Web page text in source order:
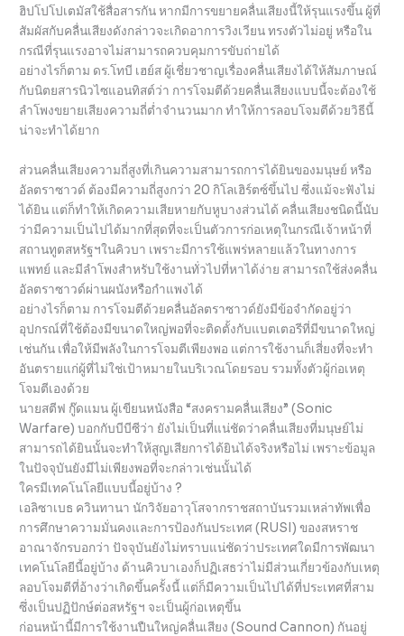
ฮิปโปโปเตมัสใช้สื่อสารกัน หากมีการขยายคลื่นเสียงนี้ให้รุนแรงขึ้น ผู้ที่
สัมผัสกับคลื่นเสียงดังกล่าวจะเกิดอาการวิงเวียน ทรงตัวไม่อยู่ หรือใน
กรณีที่รุนแรงอาจไม่สามารถควบคุมการขับถ่ายได้
อย่างไรก็ตาม ดร.โทบี เฮย์ส ผู้เชี่ยวชาญเรื่องคลื่นเสียงได้ให้สัมภาษณ์
กับนิตยสารนิวไซแอนทิสต์ว่า การโจมตีด้วยคลื่นเสียงแบบนี้จะต้องใช้
ลำโพงขยายเสียงความถี่ต่ำจำนวนมาก ทำให้การลอบโจมตีด้วยวิธีนี้
น่าจะทำได้ยาก
ส่วนคลื่นเสียงความถี่สูงที่เกินความสามารถการได้ยินของมนุษย์ หรือ
อัลตราซาวด์ ต้องมีความถี่สูงกว่า 20 กิโลเฮิร์ตซ์ขึ้นไป ซึ่งแม้จะฟังไม่
ได้ยิน แต่ก็ทำให้เกิดความเสียหายกับหูบางส่วนได้ คลื่นเสียงชนิดนี้นับ
ว่ามีความเป็นไปได้มากที่สุดที่จะเป็นตัวการก่อเหตุในกรณีเจ้าหน้าที่
สถานทูตสหรัฐฯในคิวบา เพราะมีการใช้แพร่หลายแล้วในทางการ
แพทย์ และมีลำโพงสำหรับใช้งานทั่วไปที่หาได้ง่าย สามารถใช้ส่งคลื่น
อัลตราซาวด์ผ่านผนังหรือกำแพงได้
อย่างไรก็ตาม การโจมตีด้วยคลื่นอัลตราซาวด์ยังมีข้อจำกัดอยู่ว่า
อุปกรณ์ที่ใช้ต้องมีขนาดใหญ่พอที่จะติดตั้งกับแบตเตอรีที่มีขนาดใหญ่
เช่นกัน เพื่อให้มีพลังในการโจมตีเพียงพอ แต่การใช้งานก็เสี่ยงที่จะทำ
อันตรายแก่ผู้ที่ไม่ใช่เป้าหมายในบริเวณโดยรอบ รวมทั้งตัวผู้ก่อเหตุ
โจมตีเองด้วย
นายสตีฟ กู๊ดแมน ผู้เขียนหนังสือ “สงครามคลื่นเสียง” (Sonic
Warfare) บอกกับบีบีซีว่า ยังไม่เป็นที่แน่ชัดว่าคลื่นเสียงที่มนุษย์ไม่
สามารถได้ยินนั้นจะทำให้สูญเสียการได้ยินได้จริงหรือไม่ เพราะข้อมูล
ในปัจจุบันยังมีไม่เพียงพอที่จะกล่าวเช่นนั้นได้
ใครมีเทคโนโลยีแบบนี้อยู่บ้าง ?
เอลิซาเบธ ควินทานา นักวิจัยอาวุโสจากราชสถาบันรวมเหล่าทัพเพื่อ
การศึกษาความมั่นคงและการป้องกันประเทศ (RUSI) ของสหราช
อาณาจักรบอกว่า ปัจจุบันยังไม่ทราบแน่ชัดว่าประเทศใดมีการพัฒนา
เทคโนโลยีนี้อยู่บ้าง ด้านคิวบาเองก็ปฏิเสธว่าไม่มีส่วนเกี่ยวข้องกับเหตุ
ลอบโจมตีที่อ้างว่าเกิดขึ้นครั้งนี้ แต่ก็มีความเป็นไปได้ที่ประเทศที่สาม
ซึ่งเป็นปฏิปักษ์ต่อสหรัฐฯ จะเป็นผู้ก่อเหตุขึ้น
ก่อนหน้านี้มีการใช้งานปืนใหญ่คลื่นเสียง (Sound Cannon) กันอยู่